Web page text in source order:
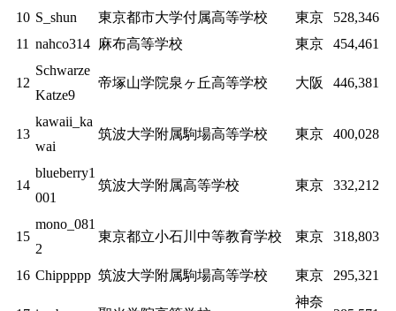
10 S_shun 東京都市大学付属高等学校 東京
528,346
11 nahco314 麻布高等学校 東京 454,461
12
Schwarze
Katze9
帝塚山学院泉ヶ丘高等学校 大阪 446,381
13
kawaii_ka
wai
筑波大学附属駒場高等学校 東京 400,028
14
blueberry1
001
筑波大学附属高等学校 東京 332,212
15
mono_081
2
東京都立小石川中等教育学校 東京 318,803
16 Chippppp 筑波大学附属駒場高等学校 東京 295,321
神奈